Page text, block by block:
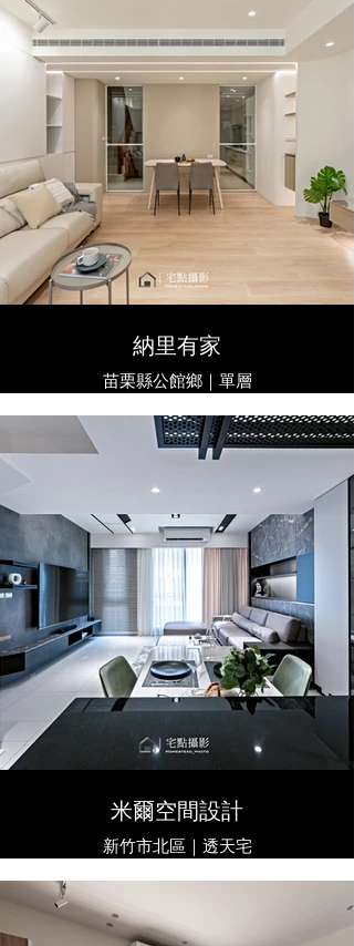
​納里有家
苗栗縣公館鄉｜單層
米爾空間設計
新竹市北區｜透天宅